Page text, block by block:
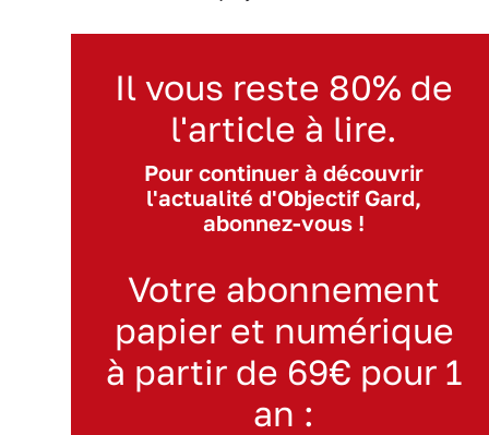
Il vous reste 80% de
l'article à lire.
Pour continuer à découvrir
l'actualité d'Objectif Gard,
abonnez-vous !
Votre abonnement
papier et numérique
à partir de 69€ pour 1
an :